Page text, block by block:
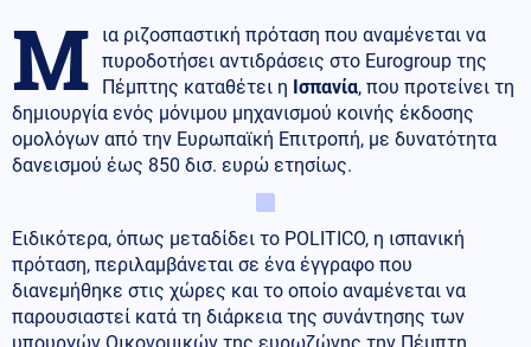
Μ
ια ριζοσπαστική πρόταση που αναμένεται να
πυροδοτήσει αντιδράσεις στο Eurogroup της
Πέμπτης καταθέτει η Ισπανία, που προτείνει τη
δημιουργία ενός μόνιμου μηχανισμού κοινής έκδοσης
ομολόγων από την Ευρωπαϊκή Επιτροπή, με δυνατότητα
δανεισμού έως 850 δισ. ευρώ ετησίως.
Ειδικότερα, όπως μεταδίδει το POLITICO, η ισπανική
πρόταση, περιλαμβάνεται σε ένα έγγραφο που
διανεμήθηκε στις χώρες και το οποίο αναμένεται να
παρουσιαστεί κατά τη διάρκεια της συνάντησης των